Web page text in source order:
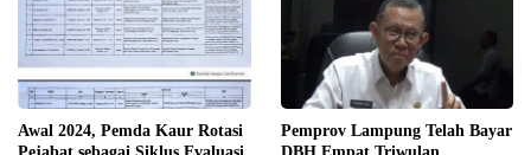
Awal 2024, Pemda Kaur Rotasi
Pemprov Lampung Telah Bayar